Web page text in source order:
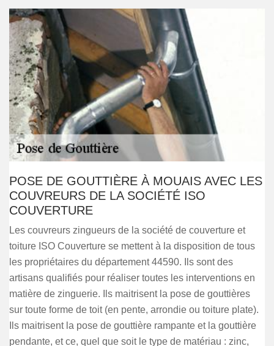
POSE DE GOUTTIÈRE À MOUAIS AVEC LES
COUVREURS DE LA SOCIÉTÉ ISO
COUVERTURE
Les couvreurs zingueurs de la société de couverture et
toiture ISO Couverture se mettent à la disposition de tous
les propriétaires du département 44590. Ils sont des
artisans qualifiés pour réaliser toutes les interventions en
matière de zinguerie. Ils maitrisent la pose de gouttières
sur toute forme de toit (en pente, arrondie ou toiture plate).
Ils maitrisent la pose de gouttière rampante et la gouttière
pendante, et ce, quel que soit le type de matériau : zinc,